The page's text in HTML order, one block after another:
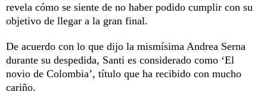
revela cómo se siente de no haber podido cumplir con su
objetivo de llegar a la gran final.
De acuerdo con lo que dijo la mismísima Andrea Serna
durante su despedida, Santi es considerado como ‘El
novio de Colombia’, título que ha recibido con mucho
cariño.